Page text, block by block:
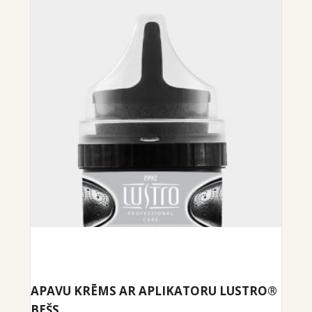
APAVU KRĒMS AR APLIKATORU LUSTRO®